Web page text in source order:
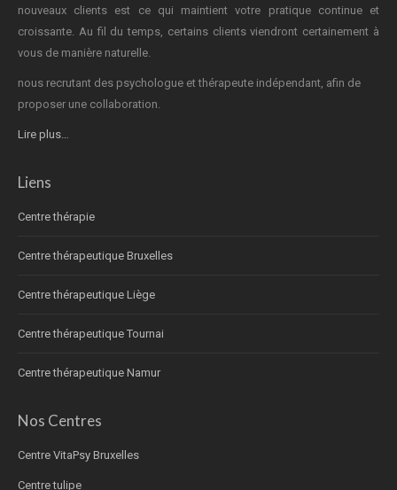
nouveaux clients est ce qui maintient votre pratique continue et
croissante. Au fil du temps, certains clients viendront certainement à
vous de manière naturelle.
nous recrutant des psychologue et thérapeute indépendant, afin de
proposer une collaboration.
Lire plus…
Liens
Centre thérapie
Centre thérapeutique Bruxelles
Centre thérapeutique Liège
Centre thérapeutique Tournai
Centre thérapeutique Namur
Nos Centres
Centre VitaPsy Bruxelles
Centre tulipe